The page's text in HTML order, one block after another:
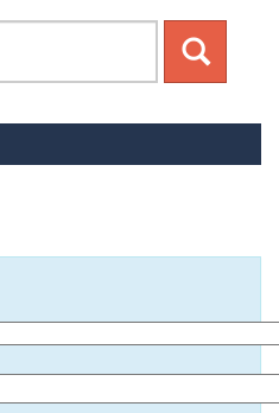
Canais